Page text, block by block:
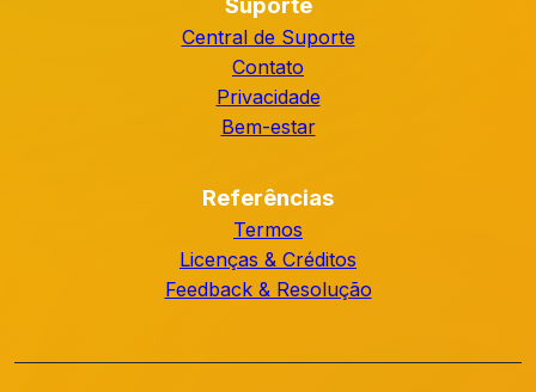
Central de Suporte
Contato
Privacidade
Bem-estar
Referências
Termos
Licenças & Créditos
Feedback & Resolução